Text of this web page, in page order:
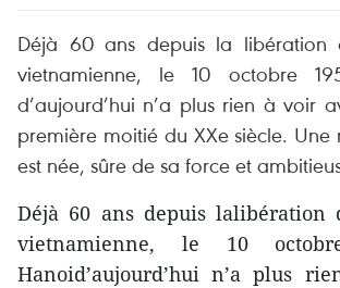
Déjà 60 ans depuis la libération
vietnamienne, le 10 octobre
d’aujourd’hui n’a plus rien à voir
première moitié du XXe siècle. Une
est née, sûre de sa force et
Déjà 60 ans depuis lalibération
vietnamienne, le 10
Hanoid’aujourd’hui n’a plus